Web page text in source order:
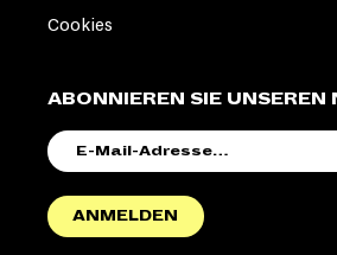
ABONNIEREN SIE UNSEREN
MAIL-
ANMELDEN
Cookies